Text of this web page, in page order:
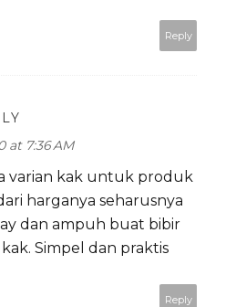
Reply
at 7:36 AM
varian kak untuk produk
harganya seharusnya
dan ampuh buat bibir
Simpel dan praktis
Reply